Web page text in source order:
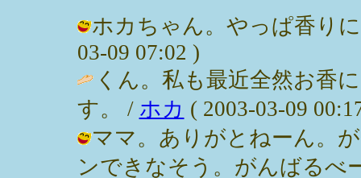
ホカちゃん。やっぱ香り
03-09 07:02 )
くん。私も最近全然お香
す。 / ホカ ( 2003-03-09
ママ。ありがとねーん。
ンできなそう。がんばるべ